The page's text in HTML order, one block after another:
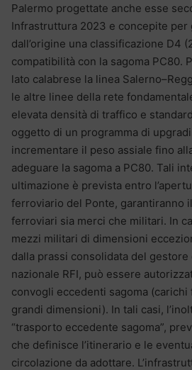
Palermo progettate anche esse
Infrastruttura 2023 e concepite per
dall’origine una classificazione D4
compatibilità con la sagoma PC80.
lato calabrese la linea
le altre linee della rete
elevata densità di traffico e
oggetto di un programma di
incrementare il peso assiale fino
adeguare la sagoma a PC80. Tali
ultimazione è prevista entro
ferroviario del Ponte, garantiranno
ferroviari sia merci che militari. In
mezzi militari di dimensioni
dalla prassi consolidata del
nazionale RFI, può essere
convogli eccedenti sagoma
grandi dimensioni). In tali casi,
“trasporto eccedente sagoma”,
che definisce l’itinerario e le
circolazione da adottare.